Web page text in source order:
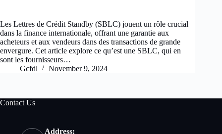
Les Lettres de Crédit Standby (SBLC) jouent un rôle crucial
dans la finance internationale, offrant une garantie aux
acheteurs et aux vendeurs dans des transactions de grande
envergure. Cet article explore ce qu’est une SBLC, qui en
sont les fournisseurs…
Gcfdl
November 9, 2024
Contact Us
Address: